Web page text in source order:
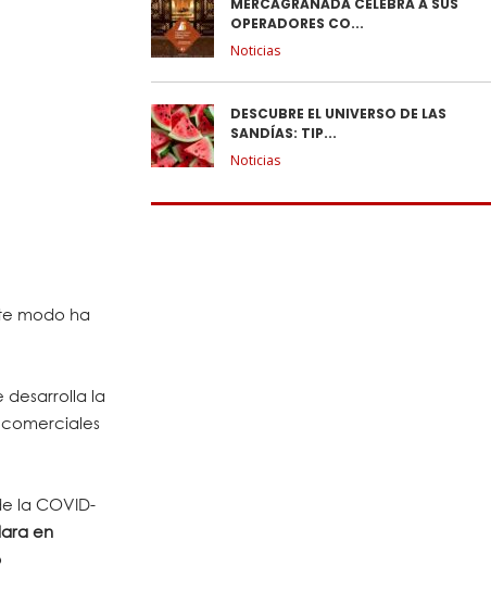
modo ha
desarrolla la
la COVID-
en
OPERADORES CO...
Noticias
DESCUBRE EL UNIVERSO DE LAS
SANDÍAS: TIP...
Noticias